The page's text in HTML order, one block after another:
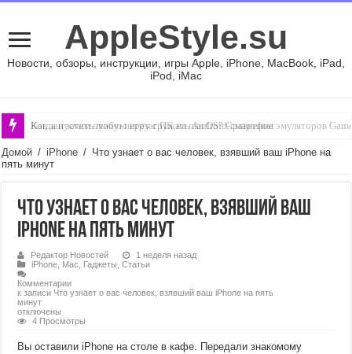
AppleStyle.su
Новости, обзоры, инструкции, игры Apple, iPhone, MacBook, iPad,
iPod, iMac
Когда и зачем нужно перезагружать Android-смартфон
Домой / iPhone / Что узнает о вас человек, взявший ваш iPhone на
пять минут
Что узнает о вас человек, взявший ваш
iPhone на пять минут
Редактор Новостей
1 неделя назад
iPhone Mac Гаджеты ,Статьи
Комментарии
к записи Что узнает о вас человек, взявший ваш iPhone на пять
минут
отключены
4 Просмотры
Вы оставили iPhone на столе в кафе. Передали знакомому